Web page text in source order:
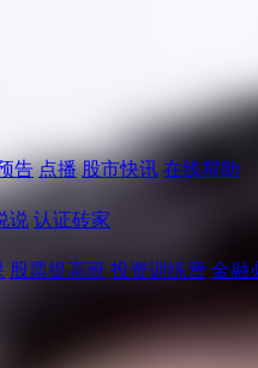
告 点播 股市快讯 在线帮助
说 认证砖家
股票提高班 投资训练营 金融